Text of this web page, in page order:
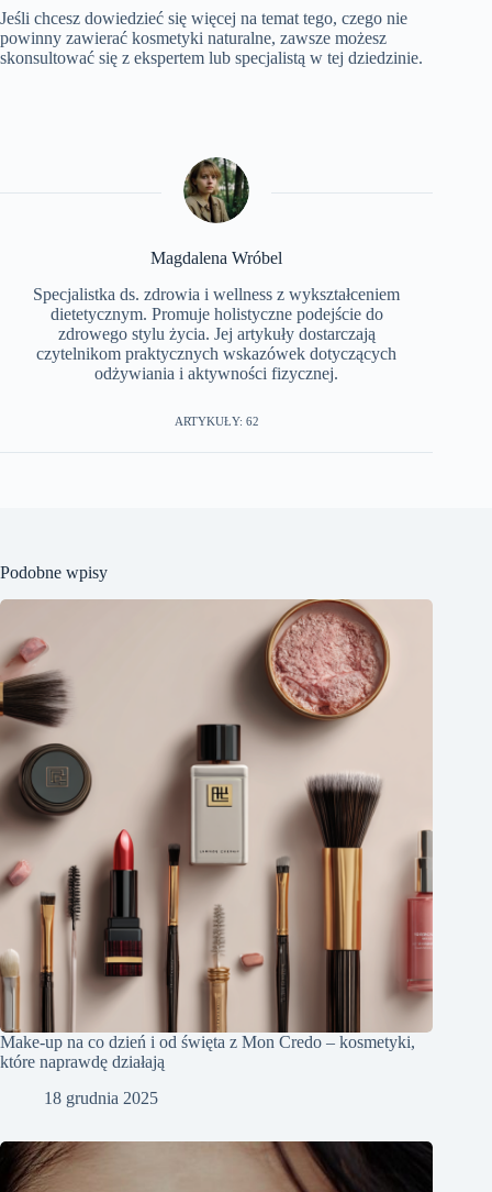
Jeśli chcesz dowiedzieć się więcej na temat tego, czego nie
powinny zawierać kosmetyki naturalne, zawsze możesz
skonsultować się z ekspertem lub specjalistą w tej dziedzinie.
Magdalena Wróbel
Specjalistka ds. zdrowia i wellness z wykształceniem
dietetycznym. Promuje holistyczne podejście do
zdrowego stylu życia. Jej artykuły dostarczają
czytelnikom praktycznych wskazówek dotyczących
odżywiania i aktywności fizycznej.
ARTYKUŁY: 62
Podobne wpisy
Make-up na co dzień i od święta z Mon Credo – kosmetyki,
które naprawdę działają
18 grudnia 2025